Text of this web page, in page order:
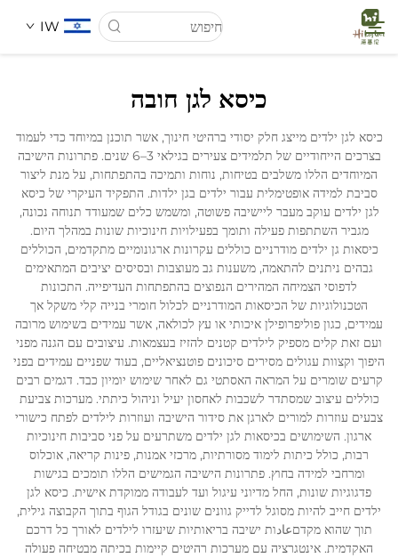
IW
עַל אָמַת
מוצרים
חֲדָשִים
מקרים
הורדה
לְהִתְחַבֵּר אֵלֵינוּ
בְּלוֹגִים
כיסא לגן חובה
כיסא לגן ילדים מייצג חלק יסודי ברהיטי חינוך, אשר תוכנן במיוחד כדי לעמוד
בצרכים הייחודיים של תלמידים צעירים בגילאי 3–6 שנים. פתרונות הישיבה
המיוחדים הללו משלבים בטיחות, נוחות ותמיכה בהתפתחות, על מנת ליצור
סביבת למידה אופטימלית עבור ילדים בגן ילדות. התפקיד העיקרי של כיסא
לגן ילדים עוקב מעבר ליישיבה פשוטה, ומשמש כלים שמעודד תנוחה נכונה,
מגביר השתתפות פעילה ותומך בפעילויות חינוכיות שונות במהלך היום.
כיסאות גן ילדים מודרניים כוללים עקרונות ארגונומיים מתקדמים, הכוללים
גבהים ניתנים להתאמה, משענות גב מעוצבות ובסיסים יציבים המתאימים
לדפוסי הצמיחה המהירים הנפוצים בהתפתחות העדיפייה. התכונות
הטכנולוגיות של הכיסאות המודרניים לכלול חומרי בנייה קלי משקל אך
עמידים, כגון פוליפרופילן איכותי או עץ לכולאה, אשר עמידים בשימוש מרובה
ועם זאת קלים מספיק לילדים קטנים להזיז בעצמאות. עיצובים עם הגנה מפני
היפוך וקצוות עגולים מסירים סיכונים פוטנציאליים, בעוד שפניים עמידים בפני
קרעים שומרים על המראה האסתטי גם לאחר שימוש יומיון כבד. דגמים רבים
כוללים עיצוב שמסתדר לשכבות לאחסון יעיל וניהול כיתתי. מערכות צביעת
צבעים עוזרות למורים לארגן את סידור הישיבה ועוזרות לילדים לפתח כישורי
ארגון. השימושים בכיסאות לגן ילדים משתרעים על פני סביבות חינוכיות
רבות, כולל כיתות לימוד מסורתיות, מרכזי אמנות, פינות קריאה, אוכלוס
ומרחבי למידה בחוץ. פתרונות הישיבה הגמישים הללו תומכים בגישות
פדגוגיות שונות, החל מדיוני עיגול ועד לעבודה ממוקדת אישית. כיסא לגן
ילדים חייב להיות מסוגל לדייק גוונים שונים בגודל הגוף בתוך הקבוצה גילית,
תוך שהוא מקדםعادות ישיבה בריאותיות שיעזרו לילדים לאורך כל דרכם
האקדמית. אינטגרציה עם מערכות רהיטים קיימות בכיתה מבטיחה פעולה